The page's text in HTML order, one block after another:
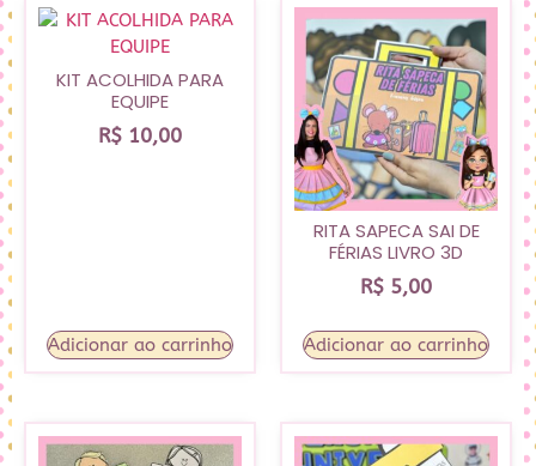
KIT ACOLHIDA PARA
EQUIPE
R$ 10,00
Adicionar ao carrinho
RITA SAPECA SAI DE
FÉRIAS LIVRO 3D
R$ 5,00
Adicionar ao carrinho